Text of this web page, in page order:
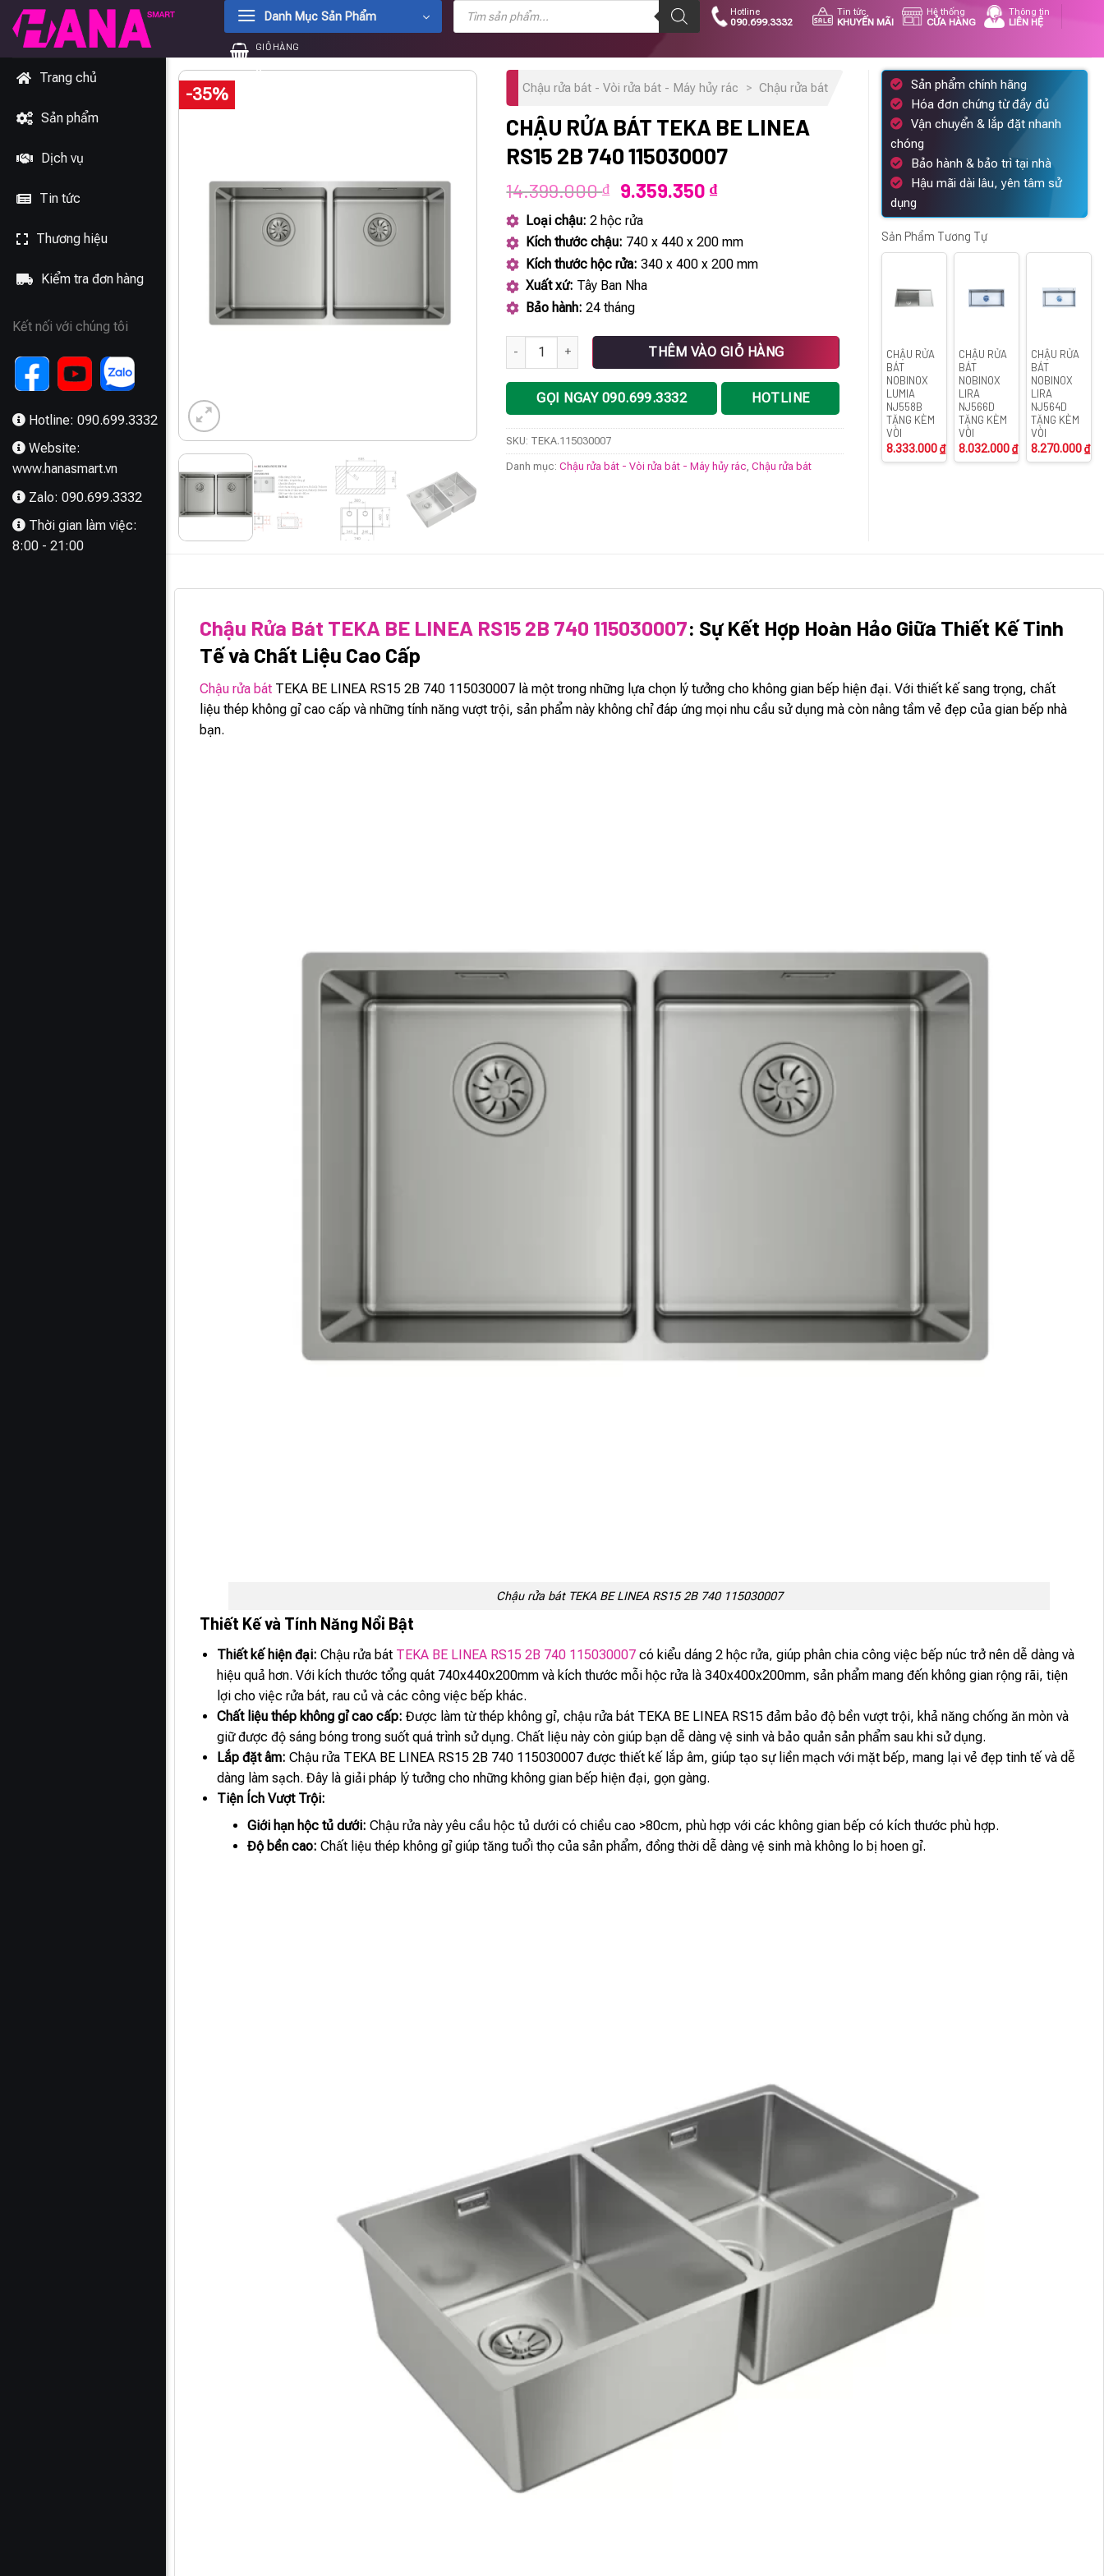
Chuyển
đến
dung
Danh Mục Sản Phẩm
Tìm
kiếm
phẩm
Hotline
090.699.3332
Tin tức
KHUYẾN MÃI
Hệ thống
CỬA HÀNG
Thông tin
LIÊN HỆ
GIỎ HÀNG
0₫
Trang chủ
Sản phẩm
Dịch vụ
Tin tức
Thương hiệu
Kiểm tra đơn hàng
Kết nối với chúng tôi
Hotline: 090.699.3332
Website:
www.hanasmart.vn
Zalo: 090.699.3332
Thời gian làm việc:
8:00 - 21:00
-35% Chậu rửa bát - Vòi rửa bát - Máy hủy rác > Chậu rửa bát
CHẬU RỬA BÁT TEKA BE LINEA
RS15 2B 740 115030007
14.399.000₫
Giá
gốc
là:
14.399.000 ₫.
9.359.350 ₫Giá
là:
9.359.350 ₫.
Loại chậu: 2 hộc rửa
Kích thước chậu: 740 x 440 x 200 mm
Kích thước hộc rửa: 340 x 400 x 200 mm
Xuất xứ: Tây Ban Nha
Bảo hành: 24 tháng
Chậu rửa bát TEKA BE LINEA RS15 2B 740 115030007 số lượng
THÊM VÀO GIỎ HÀNG
GỌI NGAY 090.699.3332 HOTLINE
SKU: TEKA.115030007
Danh mục:Chậu rửa bát - Vòi rửa bát - Máy hủy rác ,Chậu rửa bát
Sản phẩm chính hãng
Hóa đơn chứng từ đầy đủ
Vận chuyển & lắp đặt nhanh
chóng
Bảo hành & bảo trì tại nhà
Hậu mãi dài lâu, yên tâm sử
dụng
Sản Phẩm Tương Tự
CHẬU RỬA
BÁT
NOBINOX
LUMIA
NJ558B
TẶNG KÈM
VÒI
8.333.000₫
CHẬU RỬA
BÁT
NOBINOX
LIRA
NJ566D
TẶNG KÈM
VÒI
8.032.000₫
CHẬU RỬA
BÁT
NOBINOX
LIRA
NJ564D
TẶNG KÈM
VÒI
8.270.000₫
Chậu Rửa Bát TEKA BE LINEA RS15 2B 740 115030007: Sự Kết Hợp Hoàn Hảo Giữa Thiết Kế Tinh
Tế và Chất Liệu Cao Cấp
Chậu rửa bát TEKA BE LINEA RS15 2B 740 115030007 là một trong những lựa chọn lý tưởng cho không gian bếp hiện đại. Với thiết kế sang trọng, chất
liệu thép không gỉ cao cấp và những tính năng vượt trội, sản phẩm này không chỉ đáp ứng mọi nhu cầu sử dụng mà còn nâng tầm vẻ đẹp của gian bếp nhà
bạn.
Chậu rửa bát TEKA BE LINEA RS15 2B 740 115030007
Thiết Kế và Tính Năng Nổi Bật
Thiết kế hiện đại: Chậu rửa bát TEKA BE LINEA RS15 2B 740 115030007 có kiểu dáng 2 hộc rửa, giúp phân chia công việc bếp núc trở nên dễ dàng và
hiệu quả hơn. Với kích thước tổng quát 740x440x200mm và kích thước mỗi hộc rửa là 340x400x200mm, sản phẩm mang đến không gian rộng rãi, tiện
lợi cho việc rửa bát, rau củ và các công việc bếp khác.
Chất liệu thép không gỉ cao cấp: Được làm từ thép không gỉ, chậu rửa bát TEKA BE LINEA RS15 đảm bảo độ bền vượt trội, khả năng chống ăn mòn và
giữ được độ sáng bóng trong suốt quá trình sử dụng. Chất liệu này còn giúp bạn dễ dàng vệ sinh và bảo quản sản phẩm sau khi sử dụng.
Lắp đặt âm: Chậu rửa TEKA BE LINEA RS15 2B 740 115030007 được thiết kế lắp âm, giúp tạo sự liền mạch với mặt bếp, mang lại vẻ đẹp tinh tế và dễ
dàng làm sạch. Đây là giải pháp lý tưởng cho những không gian bếp hiện đại, gọn gàng.
Tiện Ích Vượt Trội:
Giới hạn hộc tủ dưới: Chậu rửa này yêu cầu hộc tủ dưới có chiều cao >80cm, phù hợp với các không gian bếp có kích thước phù hợp.
Độ bền cao: Chất liệu thép không gỉ giúp tăng tuổi thọ của sản phẩm, đồng thời dễ dàng vệ sinh mà không lo bị hoen gỉ.